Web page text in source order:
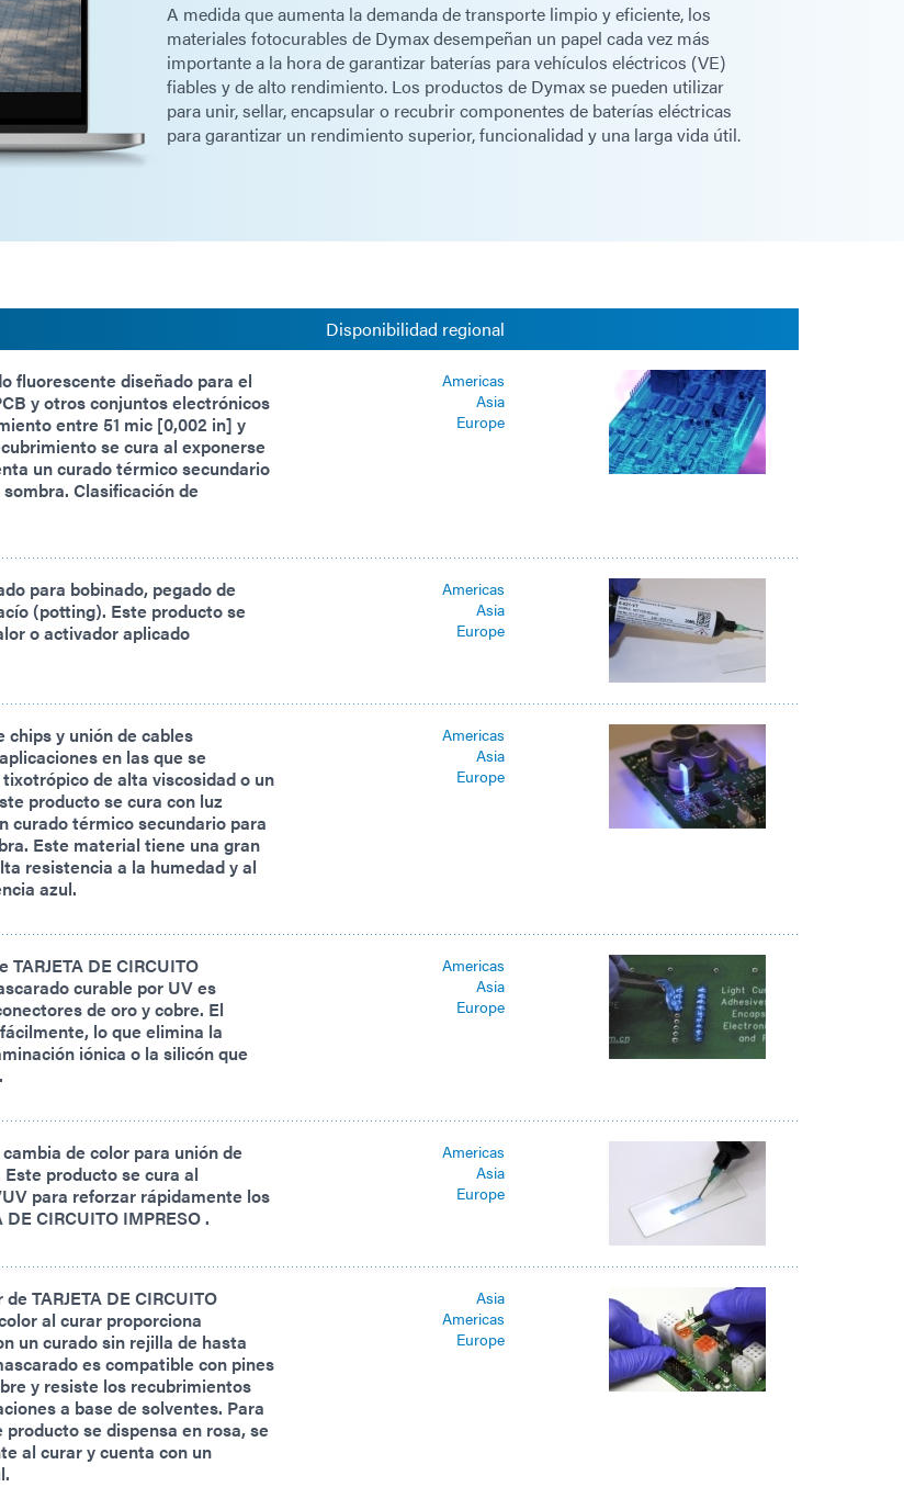
A medida que aumenta la demanda de transporte limpio y eficiente, los
materiales fotocurables de Dymax desempeñan un papel cada vez más
importante a la hora de garantizar baterías para vehículos eléctricos (VE)
fiables y de alto rendimiento. Los productos de Dymax se pueden utilizar
para unir, sellar, encapsular o recubrir componentes de baterías eléctricas
para garantizar un rendimiento superior, funcionalidad y una larga vida útil.
Disponibilidad regional
fluorescente diseñado para el
y otros conjuntos electrónicos
entre 51 mic [0,002 in] y
se cura al exponerse
un curado térmico secundario
Clasificación de
Americas
Asia
Europe
para bobinado, pegado de
(potting). Este producto se
o activador aplicado
Americas
Asia
Europe
chips y unión de cables
en las que se
de alta viscosidad o un
producto se cura con luz
curado térmico secundario para
Este material tiene una gran
resistencia a la humedad y al
azul.
Americas
Asia
Europe
DE CIRCUITO
curable por UV es
de oro y cobre. El
lo que elimina la
iónica o la silicón que
Americas
Asia
Europe
de color para unión de
producto se cura al
para reforzar rápidamente los
CIRCUITO IMPRESO .
Americas
Asia
Europe
TARJETA DE CIRCUITO
al curar proporciona
un curado sin rejilla de hasta
es compatible con pines
y resiste los recubrimientos
a base de solventes. Para
se dispensa en rosa, se
al curar y cuenta con un
Asia
Americas
Europe